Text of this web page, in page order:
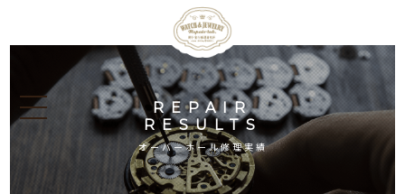
REPAIR
RESULTS
オーバーホール修理実績